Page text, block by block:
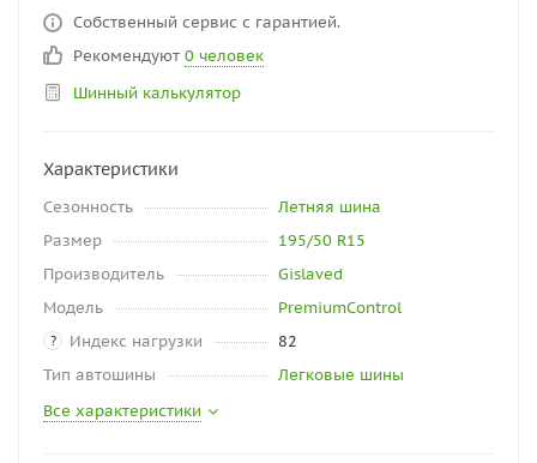
Собственный сервис с гарантией.
Рекомендуют 0 человек
Шинный калькулятор
Характеристики
Сезонность
Летняя шина
Размер
195/50 R15
Производитель
Gislaved
Модель
PremiumControl
? Индекс нагрузки
82
Тип автошины
Легковые шины
Все характеристики